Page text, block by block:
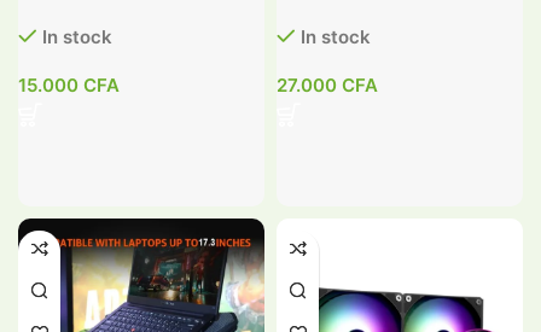
In stock
15.000 CFA
In stock
27.000 CFA